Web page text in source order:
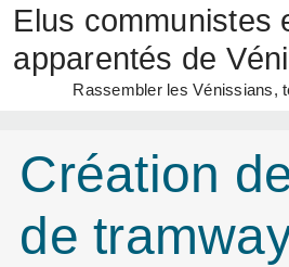
Elus communistes
apparentés de
Rassembler les Vénissians,
Création
de